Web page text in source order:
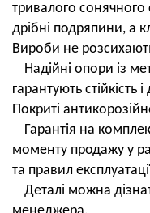
тривалого сонячного
дрібні подряпини, а
Вироби не
Надійні опори із
гарантують стійкість
Покриті
Гарантія на
моменту продажу у
та правил
Деталі можна